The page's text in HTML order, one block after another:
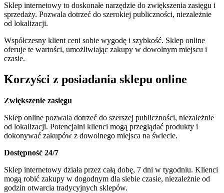
Sklep internetowy to doskonałe narzędzie do zwiększenia zasięgu i
sprzedaży. Pozwala dotrzeć do szerokiej publiczności, niezależnie
od lokalizacji.
Współczesny klient ceni sobie wygodę i szybkość. Sklep online
oferuje te wartości, umożliwiając zakupy w dowolnym miejscu i
czasie.
Korzyści z posiadania sklepu online
Zwiększenie zasięgu
Sklep online pozwala dotrzeć do szerszej publiczności, niezależnie
od lokalizacji. Potencjalni klienci mogą przeglądać produkty i
dokonywać zakupów z dowolnego miejsca na świecie.
Dostępność 24/7
Sklep internetowy działa przez całą dobę, 7 dni w tygodniu. Klienci
mogą robić zakupy w dogodnym dla siebie czasie, niezależnie od
godzin otwarcia tradycyjnych sklepów.